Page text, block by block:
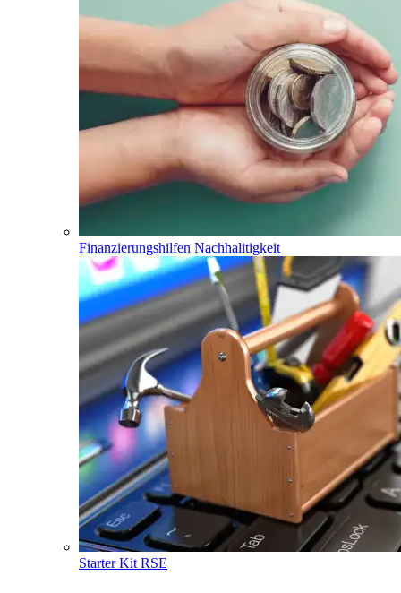
Finanzierungshilfen Nachhalitigkeit
Starter Kit RSE